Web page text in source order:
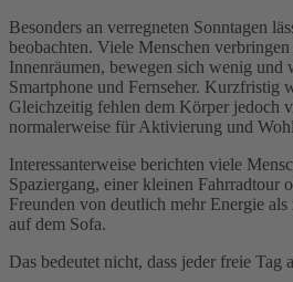
Besonders an verregneten Sonntagen
beobachten. Viele Menschen
Innenräumen, bewegen sich wenig und
Smartphone und Fernseher. Kurzfristig
Gleichzeitig fehlen dem Körper jedoch
normalerweise für Aktivierung und
Interessanterweise berichten viele
Spaziergang, einer kleinen Fahrradtour
Freunden von deutlich mehr Energie
auf dem Sofa.
Das bedeutet nicht, dass jeder freie Tag